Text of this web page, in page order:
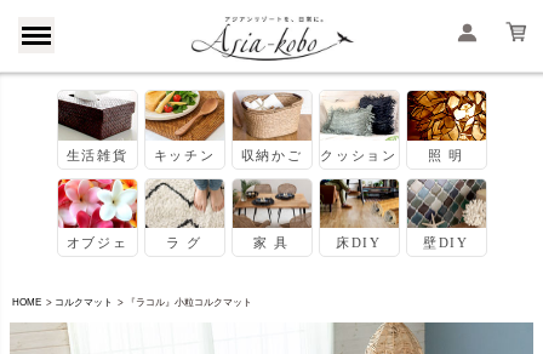
HOME コルクマット 『ラコル』小粒コルクマット